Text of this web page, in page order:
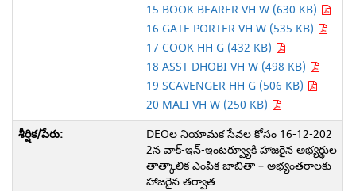
15 BOOK BEARER VH W (630 KB)
16 GATE PORTER VH W (535 KB)
17 COOK HH G (432 KB)
18 ASST DHOBI VH W (498 KB)
19 SCAVENGER HH G (506 KB)
20 MALI VH W (250 KB)
DEOల నియామక సేవల కోసం 16-12-202
2న వాక్-ఇన్-ఇంటర్వ్యూకి హాజరైన అభ్యర్థుల
తాత్కాలిక ఎంపిక జాబితా – అభ్యంతరాలకు
హాజరైన తర్వాత